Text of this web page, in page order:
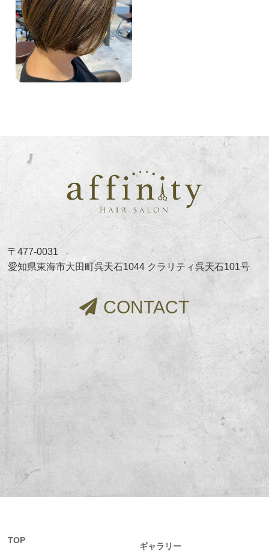
〒477-0031
愛知県東海市大田町呉天石1044 クラリティ呉天石101号
CONTACT
TOP
ギャラリー